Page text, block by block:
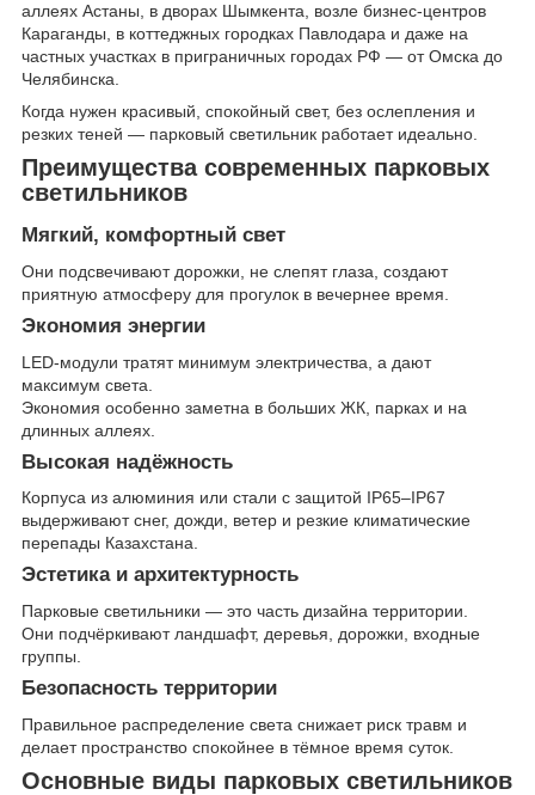
аллеях Астаны, в дворах Шымкента, возле бизнес-центров
Караганды, в коттеджных городках Павлодара и даже на
частных участках в приграничных городах РФ — от Омска до
Челябинска.
Когда нужен красивый, спокойный свет, без ослепления и
резких теней — парковый светильник работает идеально.
Преимущества современных парковых
светильников
Мягкий, комфортный свет
Они подсвечивают дорожки, не слепят глаза, создают
приятную атмосферу для прогулок в вечернее время.
Экономия энергии
LED-модули тратят минимум электричества, а дают
максимум света.
Экономия особенно заметна в больших ЖК, парках и на
длинных аллеях.
Высокая надёжность
Корпуса из алюминия или стали с защитой IP65–IP67
выдерживают снег, дожди, ветер и резкие климатические
перепады Казахстана.
Эстетика и архитектурность
Парковые светильники — это часть дизайна территории.
Они подчёркивают ландшафт, деревья, дорожки, входные
группы.
Безопасность территории
Правильное распределение света снижает риск травм и
делает пространство спокойнее в тёмное время суток.
Основные виды парковых светильников